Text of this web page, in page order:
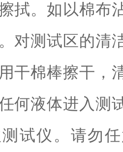
拭。如以棉布
对测试区的清
干棉棒擦干，
何液体进入测
试仪。请勿